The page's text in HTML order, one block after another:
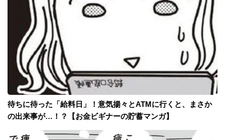
待ちに待った「給料日」！意気揚々とATMに行くと、まさか
の出来事が…！？【お金ビギナーの貯蓄マンガ】